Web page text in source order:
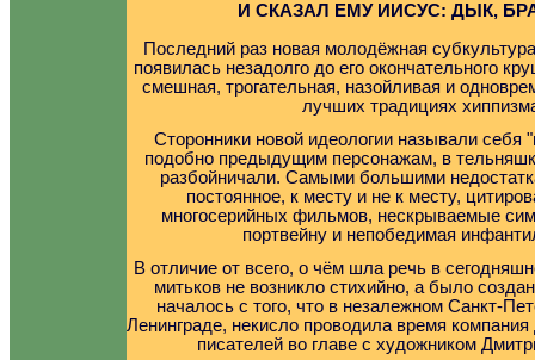
И СКАЗАЛ ЕМУ ИИСУС: ДЫК,
Последний раз новая молодёжная
появилась незадолго до его окончательного
смешная, трогательная, назойливая и
лучших традициях
Сторонники новой идеологии называли себя
подобно предыдущим персонажам, в
разбойничали. Самыми большими
постоянное, к месту и не к месту,
многосерийных фильмов, нескрываемые
портвейну и непобедимая
В отличие от всего, о чём шла речь в
митьков не возникло стихийно, а было
началось с того, что в незалежном Санкт-
Ленинграде, некисло проводила время
писателей во главе с художником